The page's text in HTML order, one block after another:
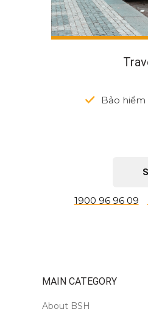
Bảo
1900 96 96 09
MAIN CATEGORY
About BSH